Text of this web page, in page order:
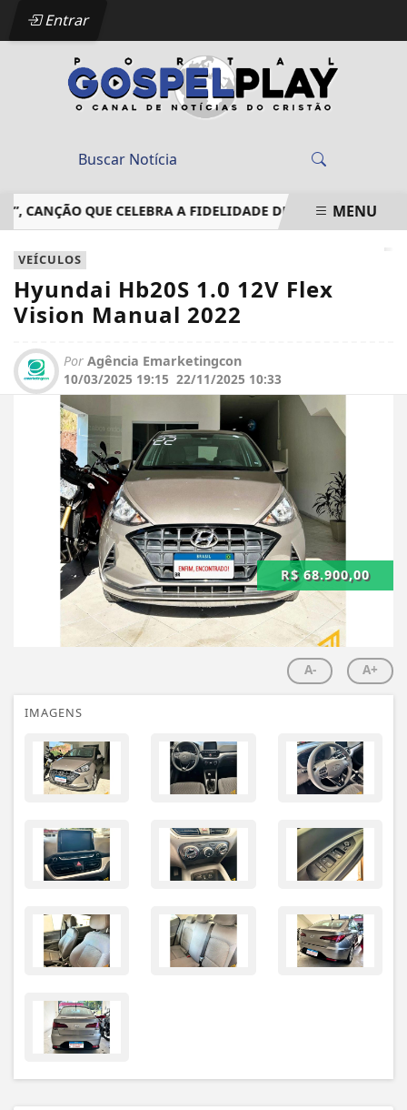
Entrar
QUE CELEBRA A FIDELIDADE DE DEUS EM MEIO ÀS
EM ALTA
MENU
VEÍCULOS
Hyundai Hb20S 1.0 12V Flex
Vision Manual 2022
Por Agência Emarketingcon
10/03/2025 19:15 22/11/2025 10:33
R$ 68.900,00
A- A+
IMAGENS